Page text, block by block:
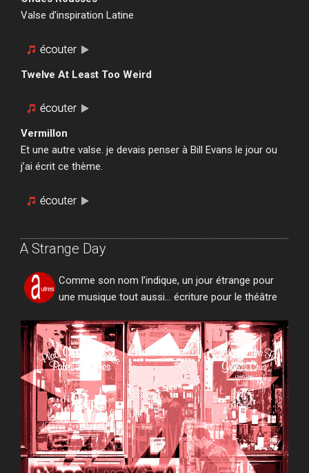
Valse d’inspiration Latine
Twelve At Least Too Weird
Vermillon
Et une autre valse. je devais penser à Bill Evans le jour ou
j’ai écrit ce thème.
A Strange Day
Comme son nom l’indique, un jour étrange pour
une musique tout aussi… écriture pour le théâtre